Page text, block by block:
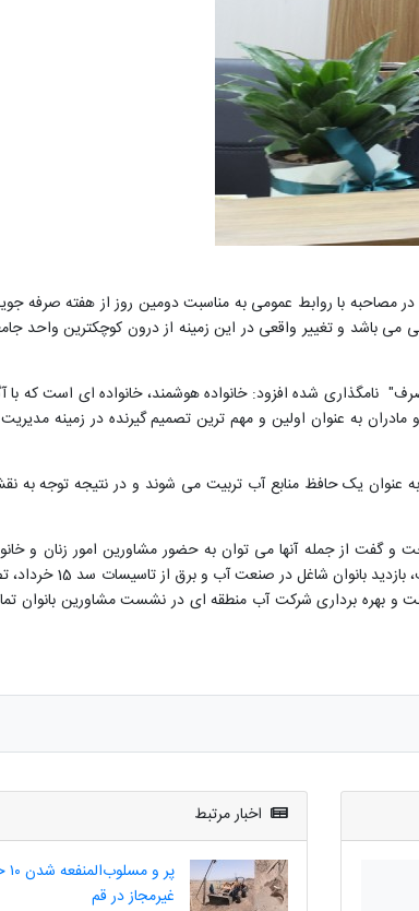
مصاحبه با روابط عمومی به مناسبت دومین روز از هفته صرفه
باشد و تغییر واقعی در این زمینه از درون کوچکترین واحد
مصرف" نامگذاری شده افزود: خانواده هوشمند، خانواده ای است که
به عنوان اولین و مهم ترین تصمیم گیرنده در زمینه
به عنوان یک حافظ منابع آب تربیت می شوند و در نتیجه توجه به
و گفت از جمله آنها می توان به حضور مشاورین امور زنان و
مدیریت مصرف صنعت آب وبرق در روستاها و برگزاری کارگاه آموزشی
و بهره برداری شرکت آب منطقه ای در نشست مشاورین بانوان
اخبار مرتبط
غیرمجاز در قم